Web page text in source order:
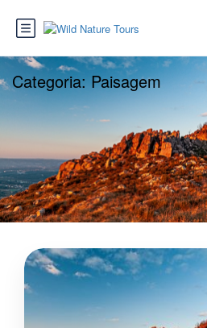
Categoria:Paisagem